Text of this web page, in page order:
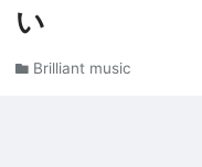
い
Brilliant music